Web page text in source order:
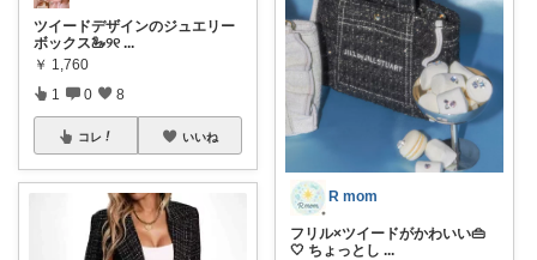
ツイードデザインのジュエリー
ボックス🦢୨୧ ...
￥ 1,760
1 0 8
コレ いいね
R mom
フリル×ツイードがかわいい👜
🤍 ちょっとし ...